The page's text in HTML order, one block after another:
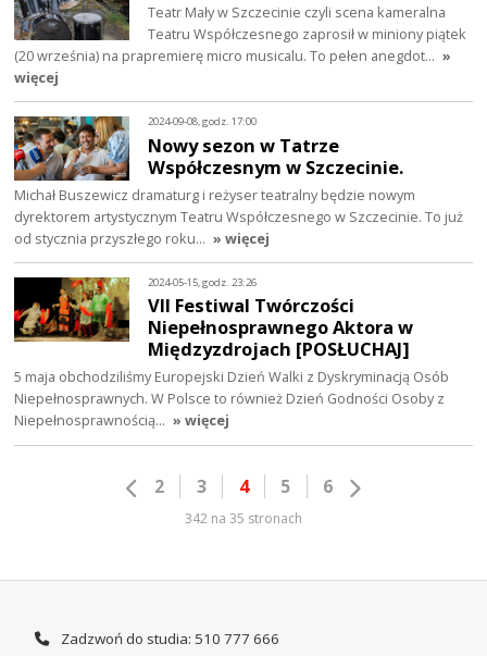
Teatr Mały w Szczecinie czyli scena kameralna
Teatru Współczesnego zaprosił w miniony piątek
(20 września) na prapremierę micro musicalu. To pełen anegdot… »
więcej
2024-09-08, godz. 17:00
Nowy sezon w Tatrze
Współczesnym w Szczecinie.
Michał Buszewicz dramaturg i reżyser teatralny będzie nowym
dyrektorem artystycznym Teatru Współczesnego w Szczecinie. To już
od stycznia przyszłego roku… » więcej
2024-05-15, godz. 23:26
VII Festiwal Twórczości
Niepełnosprawnego Aktora w
Międzyzdrojach [POSŁUCHAJ]
5 maja obchodziliśmy Europejski Dzień Walki z Dyskryminacją Osób
Niepełnosprawnych. W Polsce to również Dzień Godności Osoby z
Niepełnosprawnością… » więcej
2 3 4 5 6
342 na 35 stronach
Zadzwoń do studia: 510 777 666